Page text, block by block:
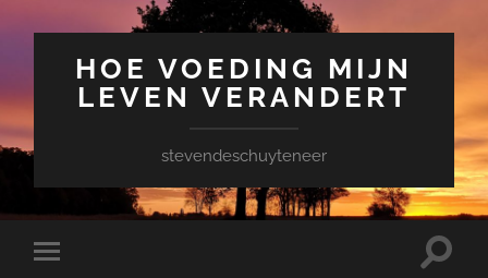
HOE VOEDING MIJN
LEVEN VERANDERT
stevendeschuyteneer
Toggle
Toggle